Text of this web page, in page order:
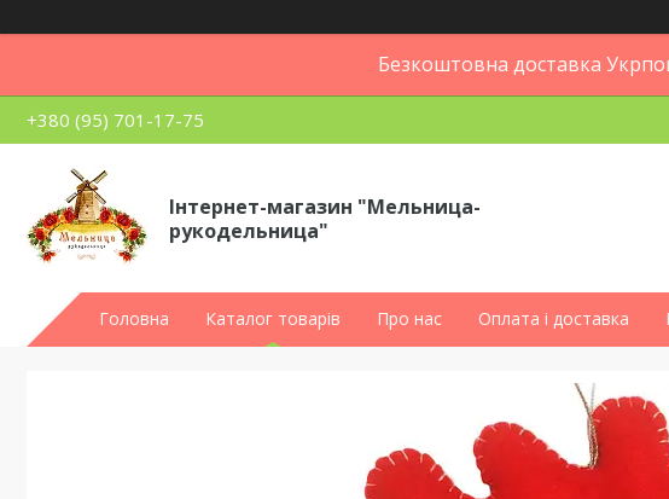
Безкоштовна доставка
+380 (95) 701-17-75
Інтернет-магазин "Мельница-
рукодельница"
Головна Каталог товарів Про нас Оплата і доставка